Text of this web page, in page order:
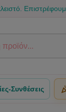
από 17/
Συνθέσεις